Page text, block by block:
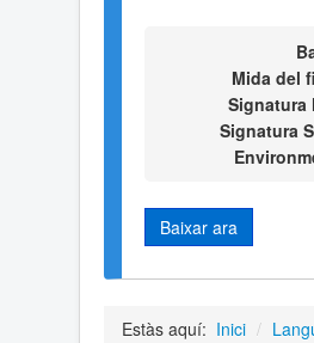
Mida del
Signatura
Signatura
Baixar ara
Estàs aquí: Inici /